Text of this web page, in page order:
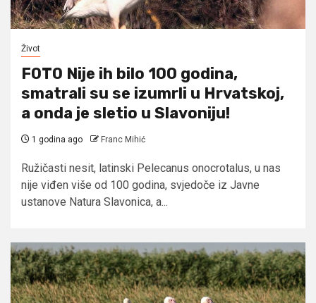
Život
FOTO Nije ih bilo 100 godina,
smatrali su se izumrli u Hrvatskoj,
a onda je sletio u Slavoniju!
1 godina ago Franc Mihić
Ružičasti nesit, latinski Pelecanus onocrotalus, u nas
nije viđen više od 100 godina, svjedoče iz Javne
ustanove Natura Slavonica, a...